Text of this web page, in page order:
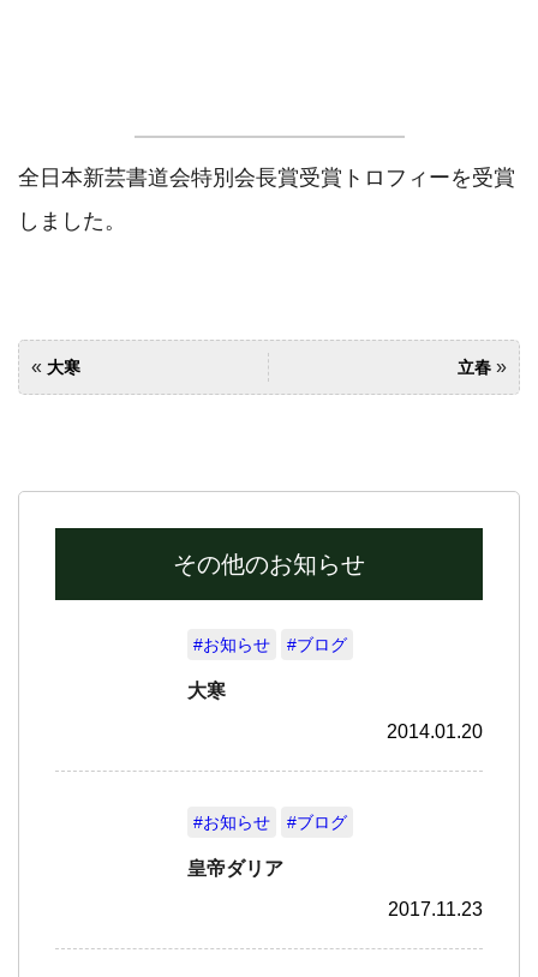
全日本新芸書道会特別会長賞受賞トロフィーを受賞
しました。
« 大寒 立春 »
その他のお知らせ
#お知らせ #ブログ
大寒
2014.01.20
#お知らせ #ブログ
皇帝ダリア
2017.11.23